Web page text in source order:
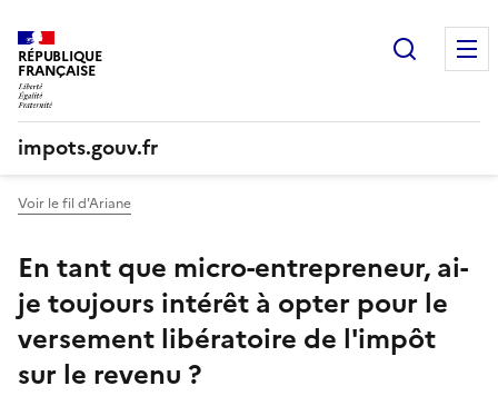
RÉPUBLIQUE
FRANÇAISE
impots.gouv.fr
Voir le fil d'Ariane
En tant que micro-entrepreneur, ai-
je toujours intérêt à opter pour le
versement libératoire de l'impôt
sur le revenu ?